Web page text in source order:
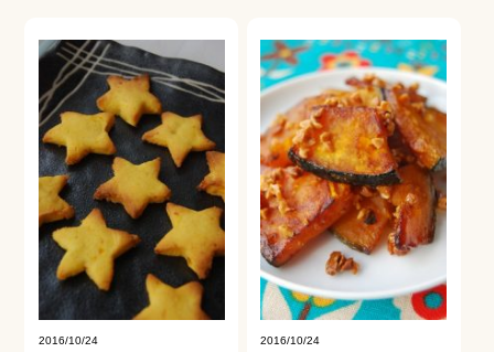
2016/10/24 2016/10/24